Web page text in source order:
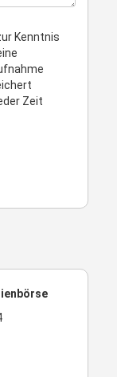
Kenntnis
Zeit